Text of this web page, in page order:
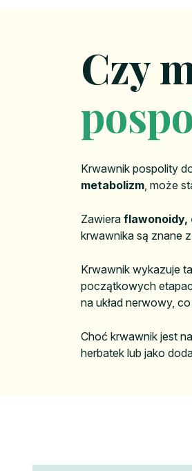
Czy
Krwawnik pospolity
metabolizm, może
Zawiera flawonoidy,
krwawnika są znane
Krwawnik wykazuje
początkowych
na układ nerwowy,
Choć krwawnik jest
herbatek lub jako